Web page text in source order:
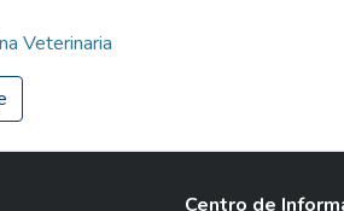
Veterinaria
Centro de